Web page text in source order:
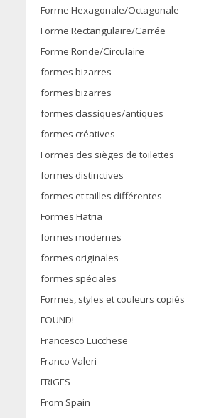
Forme Hexagonale/Octagonale
Forme Rectangulaire/Carrée
Forme Ronde/Circulaire
formes bizarres
formes bizarres
formes classiques/antiques
formes créatives
Formes des sièges de toilettes
formes distinctives
formes et tailles différentes
Formes Hatria
formes modernes
formes originales
formes spéciales
Formes, styles et couleurs copiés
FOUND!
Francesco Lucchese
Franco Valeri
FRIGES
From Spain